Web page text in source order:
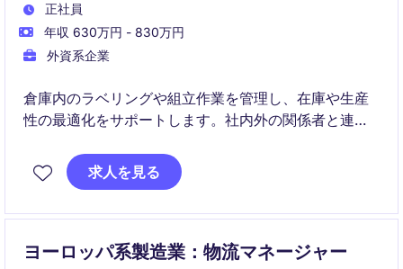
正社員
年収 630万円 - 830万円
外資系企業
倉庫内のラベリングや組立作業を管理し、在庫や生産
性の最適化をサポートします。社内外の関係者と連携
求人を見る
ヨーロッパ系製造業：物流マネージャー